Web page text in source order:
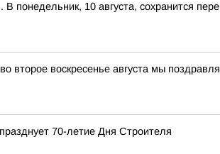
понедельник, 10 августа, сохранится
второе воскресенье августа мы
70-летие Дня Строителя